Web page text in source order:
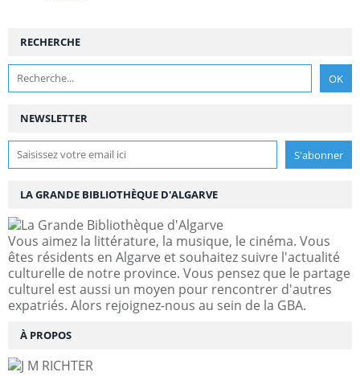
NEWSLETTER
RECHERCHE
LA GRANDE BIBLIOTHÈQUE D'ALGARVE
Vous aimez la littérature, la musique, le cinéma. Vous
êtes résidents en Algarve et souhaitez suivre l'actualité
culturelle de notre province. Vous pensez que le partage
culturel est aussi un moyen pour rencontrer d'autres
expatriés. Alors rejoignez-nous au sein de la GBA.
À PROPOS